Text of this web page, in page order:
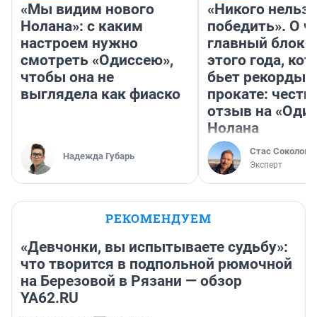
«Мы видим нового
Нолана»: с каким
настроем нужно
смотреть «Одиссею»,
чтобы она не
выглядела как фиаско
Надежда Губарь
«Никого нельзя
победить». О
главный
этого года,
бьет рекорды в
прокате:
отзыв на
Нолана
Стас Соколов
Эксперт
РЕКОМЕНДУЕМ
«Девчонки, вы испытываете судьбу»:
что творится в подпольной рюмочной
на Березовой в Рязани — обзор
YA62.RU